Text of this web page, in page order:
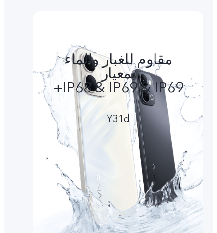
مقاوم للغبار والماء
بمعيار
IP68 & IP69 & IP69+
Y31d